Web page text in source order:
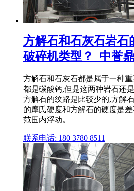
方解石和石灰石岩石
破碎机类型？_中誉
方解石和石灰石都是属于一种
都是碳酸钙,但是这两种岩石还
方解石的纹路是比较少的,方解
的摩氏硬度和方解石的硬度是
范围内浮动。
联系电话: 180 3780 8511